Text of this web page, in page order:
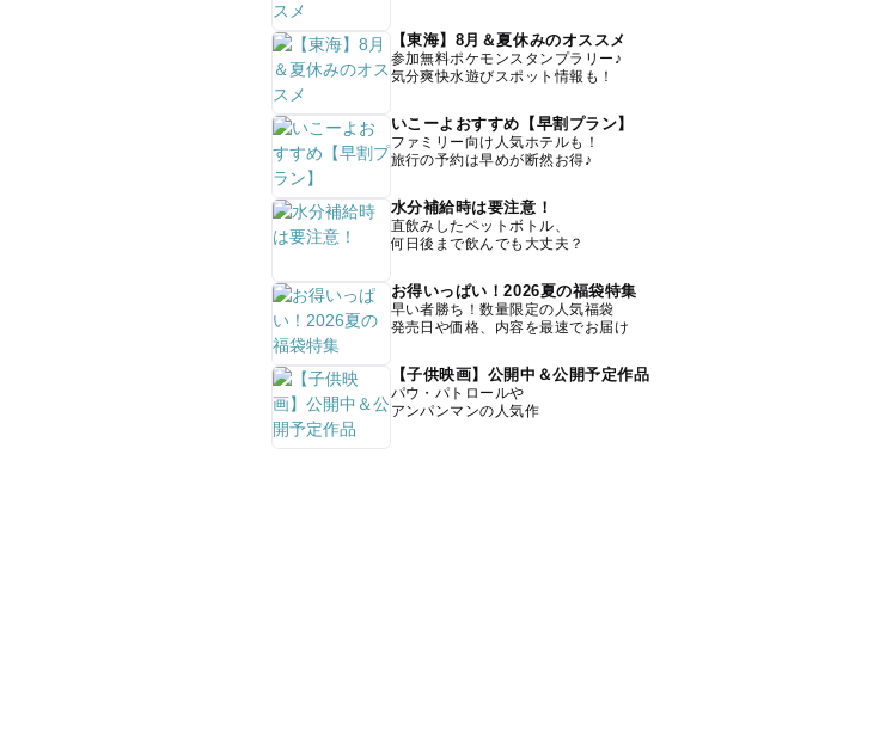
【東海】8月＆夏休みのオススメ
参加無料ポケモンスタンプラリー♪
気分爽快水遊びスポット情報も！
いこーよおすすめ【早割プラン】
ファミリー向け人気ホテルも！
旅行の予約は早めが断然お得♪
水分補給時は要注意！
直飲みしたペットボトル、
何日後まで飲んでも大丈夫？
お得いっぱい！2026夏の福袋特集
早い者勝ち！数量限定の人気福袋
発売日や価格、内容を最速でお届け
【子供映画】公開中＆公開予定作品
パウ・パトロールや
アンパンマンの人気作